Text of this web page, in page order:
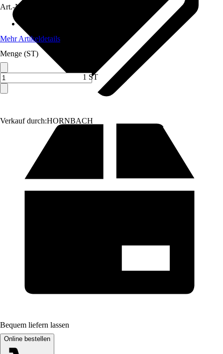
Verkauf durch:HORNBACH
Art.-Nr.
Mehr Artikeldetails
Menge (ST)
1 ST
Bequem liefern lassen
Online bestellen